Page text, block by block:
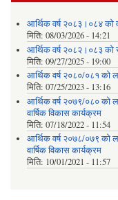
आर्थिक वर्ष २०८३।०८४ को
मिति: 08/03/2026 - 14:21
आर्थिक वर्ष २०८२।०८३ को
मिति: 09/27/2025 - 19:00
आर्थिक वर्ष २०८०/०८१ को
मिति: 07/25/2023 - 13:16
आर्थिक वर्ष २०७९/०८० को
वार्षिक विकास कार्यक्रम
मिति: 07/18/2022 - 11:54
आर्थिक वर्ष २०७८/०७९ को
वार्षिक विकास कार्यक्रम
मिति: 10/01/2021 - 11:57